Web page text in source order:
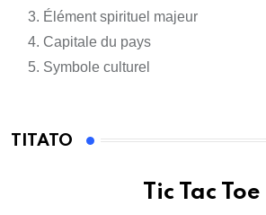
Élément spirituel majeur
Capitale du pays
Symbole culturel
TITATO
Tic Tac Toe